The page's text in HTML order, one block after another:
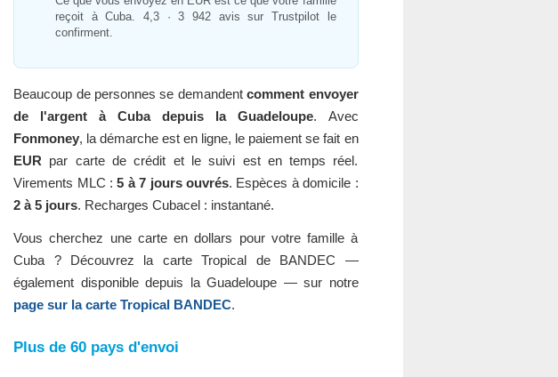
reçoit à Cuba. 4,3 · 3 942 avis sur Trustpilot le
confirment.
Beaucoup de personnes se demandentcomment envoyer
de l'argent à Cuba depuis la Guadeloupe. Avec
Fonmoney, la démarche est en ligne, le paiement se fait en
EUR par carte de crédit et le suivi est en temps réel.
Virements MLC :5 à 7 jours ouvrés. Espèces à domicile :
2 à 5 jours. Recharges Cubacel : instantané.
Vous cherchez une carte en dollars pour votre famille à
Cuba ? Découvrez la carte Tropical de BANDEC —
également disponible depuis la Guadeloupe — sur notre
page sur la carte Tropical BANDEC.
Plus de 60 pays d'envoi